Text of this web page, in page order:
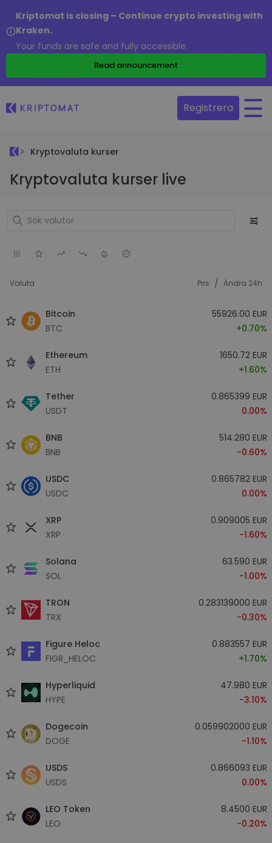
Kriptomat is closing – Continue crypto investing with
Kraken.
Your funds are safe and fully accessible.
Read announcement
Registrera
Kryptovaluta kurser
Kryptovaluta kurser live
Valuta Pris / Ändra 24h
Bitcoin
BTC
55926.00 EUR
+0.70%
Ethereum
ETH
1650.72 EUR
+1.60%
Tether
USDT
0.865399 EUR
0.00%
BNB
BNB
514.280 EUR
-0.60%
USDC
USDC
0.865782 EUR
0.00%
XRP
XRP
0.909005 EUR
-1.60%
Solana
SOL
63.590 EUR
-1.00%
TRON
TRX
0.283139000 EUR
-0.30%
Figure Heloc
FIGR_HELOC
0.883557 EUR
+1.70%
Hyperliquid
HYPE
47.980 EUR
-3.10%
Dogecoin
DOGE
0.059902000 EUR
-1.10%
USDS
USDS
0.866093 EUR
0.00%
LEO Token
LEO
8.4500 EUR
-0.20%